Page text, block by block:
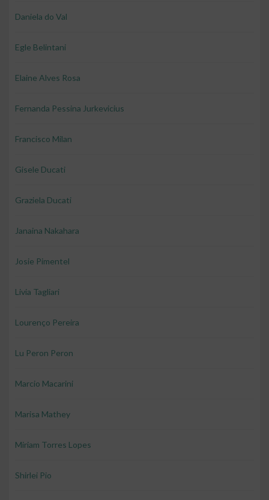
Daniela do Val
Egle Belintani
Elaine Alves Rosa
Fernanda Pessina Jurkevicius
Francisco Milan
Gisele Ducati
Graziela Ducati
Janaina Nakahara
Josie Pimentel
Livia Tagliari
Lourenço Pereira
Lu Peron Peron
Marcio Macarini
Marisa Mathey
Miriam Torres Lopes
Shirlei Pio